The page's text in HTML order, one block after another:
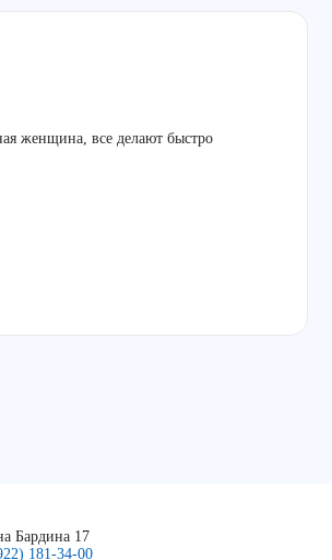
женщина, все делают быстро
Бардина 17
181-34-00